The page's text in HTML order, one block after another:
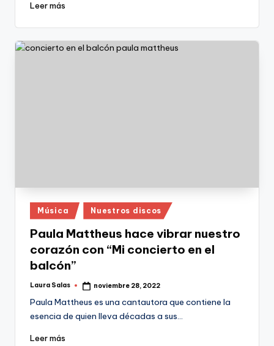
Leer más
Publicado
en
Música Nuestros discos
Paula Mattheus hace vibrar nuestro
corazón con “Mi concierto en el
balcón”
Publicado
Laura Salas noviembre 28, 2022
Paula Mattheus es una cantautora que contiene la
esencia de quien lleva décadas a sus…
Leer más